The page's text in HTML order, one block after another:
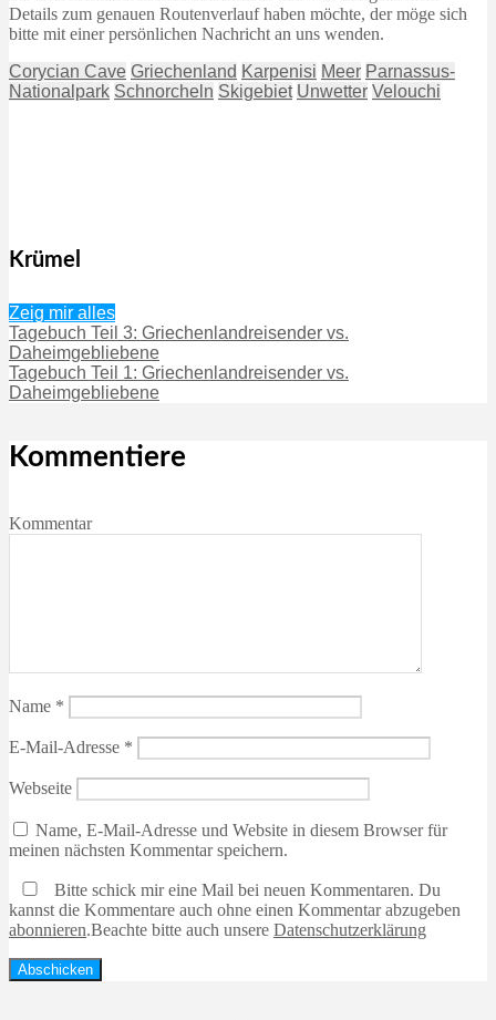
Details zum genauen Routenverlauf haben möchte, der möge sich
bitte mit einer persönlichen Nachricht an uns wenden.
Corycian Cave Griechenland Karpenisi Meer Parnassus-
Nationalpark Schnorcheln Skigebiet Unwetter Velouchi
Krümel
Zeig mir alles
Tagebuch Teil 3: Griechenlandreisender vs.
Daheimgebliebene
Tagebuch Teil 1: Griechenlandreisender vs.
Daheimgebliebene
Kommentiere
Kommentar
Name *
E-Mail-Adresse *
Webseite
Name, E-Mail-Adresse und Website in diesem Browser für
meinen nächsten Kommentar speichern.
Bitte schick mir eine Mail bei neuen Kommentaren. Du
kannst die Kommentare auch ohne einen Kommentar abzugeben
abonnieren.Beachte bitte auch unsere Datenschutzerklärung